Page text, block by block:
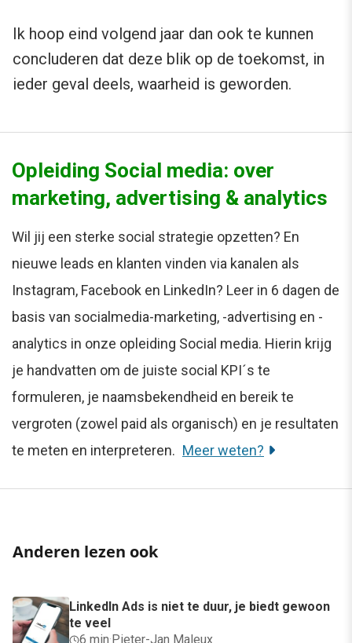
Ik hoop eind volgend jaar dan ook te kunnen
concluderen dat deze blik op de toekomst, in
ieder geval deels, waarheid is geworden.
Opleiding Social media: over
marketing, advertising & analytics
Wil jij een sterke social strategie opzetten? En
nieuwe leads en klanten vinden via kanalen als
Instagram, Facebook en LinkedIn? Leer in 6 dagen de
basis van socialmedia-marketing, -advertising en -
analytics in onze opleiding Social media. Hierin krijg
je handvatten om de juiste social KPI´s te
formuleren, je naamsbekendheid en bereik te
vergroten (zowel paid als organisch) en je resultaten
te meten en interpreteren. Meer weten?
Anderen lezen ook
LinkedIn Ads is niet te duur, je biedt gewoon
te veel
6 min·Pieter-Jan Maleux